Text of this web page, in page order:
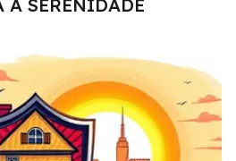
A SERENIDADE